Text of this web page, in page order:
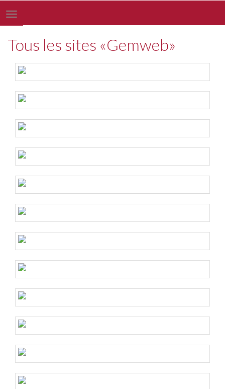
Toggle
navigation
Tous les sites «Gemweb»